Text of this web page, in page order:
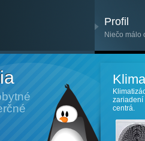
Profil
Niečo málo
zariadení
centrá.